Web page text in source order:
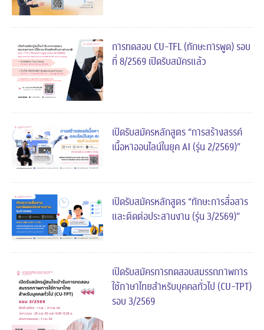
การทดสอบ CU-TFL (ทักษะการพูด) รอบ
ที่ 8/2569 เปิดรับสมัครแล้ว
เปิดรับสมัครหลักสูตร “การสร้างสรรค์
เนื้อหาออนไลน์ในยุค AI (รุ่น 2/2569)”
เปิดรับสมัครหลักสูตร “ทักษะการสื่อสาร
และติดต่อประสานงาน (รุ่น 3/2569)”
เปิดรับสมัครการทดสอบสมรรถภาพการ
ใช้ภาษาไทยสำหรับบุคคลทั่วไป (CU-TPT)
รอบ 3/2569